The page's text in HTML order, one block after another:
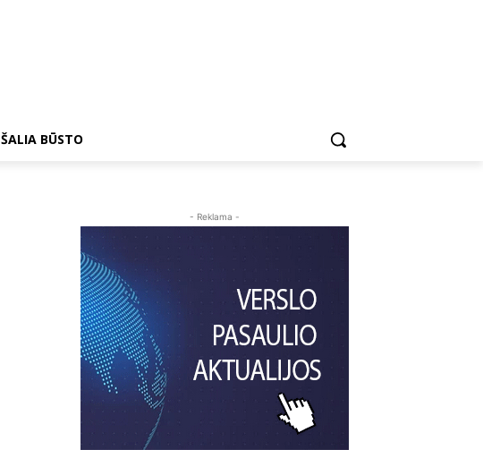
ŠALIA BŪSTO
- Reklama -